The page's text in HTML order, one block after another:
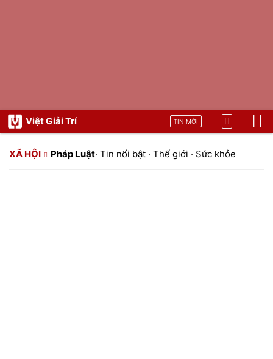
Việt Giải Trí TIN MỚI
XÃ HỘI Pháp Luật· Tin nổi bật · Thế giới · Sức khỏe